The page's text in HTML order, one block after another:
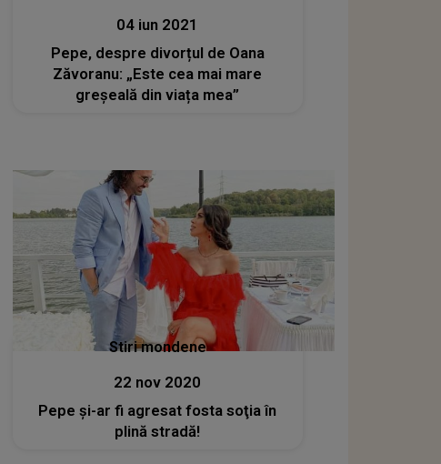
04 iun 2021
Pepe, despre divorțul de Oana
Zăvoranu: „Este cea mai mare
greșeală din viața mea”
Stiri mondene
22 nov 2020
Pepe şi-ar fi agresat fosta soţia în
plină stradă!